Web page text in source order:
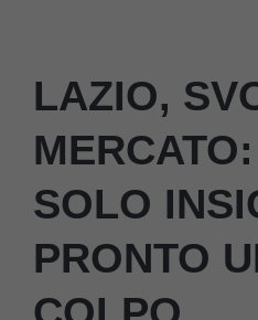
LAZIO,
SOLO
PRONTO